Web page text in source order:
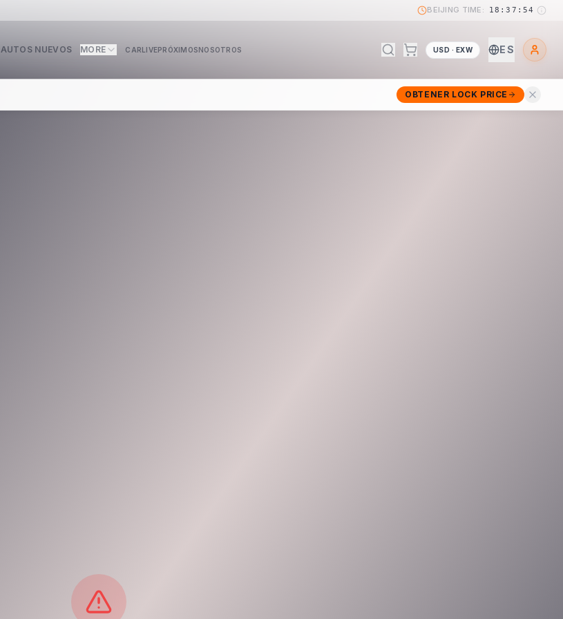
BEIJING TIME: 18:37:55
AUTOS NUEVOS MORE CARLIVEPRÓXIMOSNOSOTROS USD · EXW ES
OBTENER LOCK PRICE